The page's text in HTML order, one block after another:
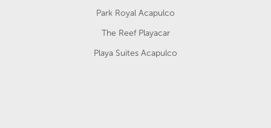
Park Royal Acapulco
The Reef Playacar
Playa Suites Acapulco